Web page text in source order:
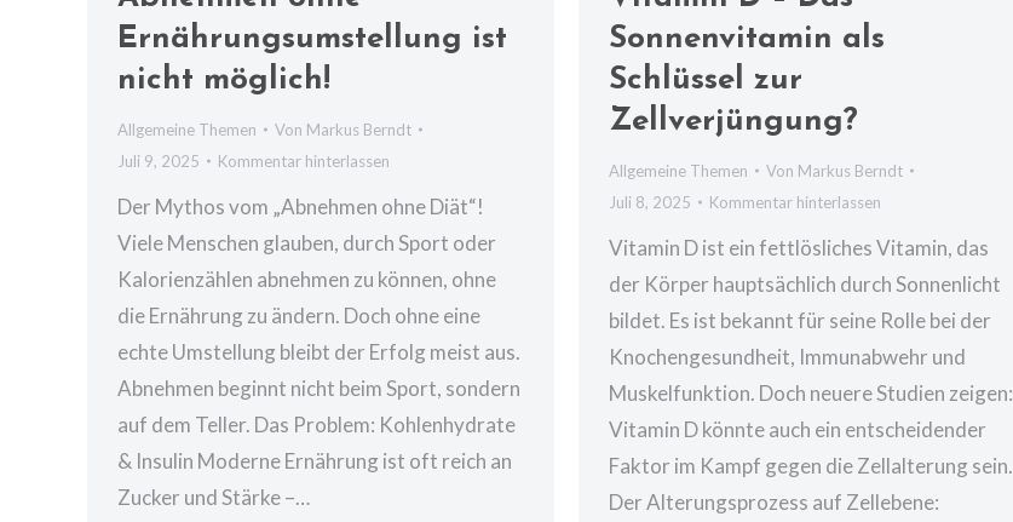
Ernährungsumstellung ist
nicht möglich!
Allgemeine Themen Von Markus Berndt
Juli 9, 2025
Kommentar hinterlassen
Der Mythos vom „Abnehmen ohne Diät“!
Viele Menschen glauben, durch Sport oder
Kalorienzählen abnehmen zu können, ohne
die Ernährung zu ändern. Doch ohne eine
echte Umstellung bleibt der Erfolg meist aus.
Abnehmen beginnt nicht beim Sport, sondern
auf dem Teller. Das Problem: Kohlenhydrate
& Insulin Moderne Ernährung ist oft reich an
Zucker und Stärke –…
Sonnenvitamin als
Schlüssel zur
Zellverjüngung?
Allgemeine Themen Von Markus Berndt
Juli 8, 2025
Kommentar hinterlassen
Vitamin D ist ein fettlösliches Vitamin, das
der Körper hauptsächlich durch Sonnenlicht
bildet. Es ist bekannt für seine Rolle bei der
Knochengesundheit, Immunabwehr und
Muskelfunktion. Doch neuere Studien zeigen:
Vitamin D könnte auch ein entscheidender
Faktor im Kampf gegen die Zellalterung sein.
Der Alterungsprozess auf Zellebene: